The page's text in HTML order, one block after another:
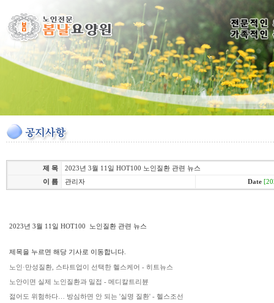
제 목
2023년 3월 11일 HOT100 노인질환 관련 뉴스
이 름
관리자 Date
2023년 3월 11일 HOT100 노인질환 관련 뉴스
제목을 누르면 해당 기사로 이동합니다.
노인·만성질환, 스타트업이 선택한 헬스케어 - 히트뉴스
노안이면 실제 노인질환과 밀접 - 메디칼트리뷴
젊어도 위험하다… 방심하면 안 되는 '실명 질환' - 헬스조선